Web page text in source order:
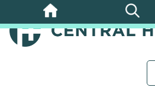
सामग्रीमा
जानुहोस्